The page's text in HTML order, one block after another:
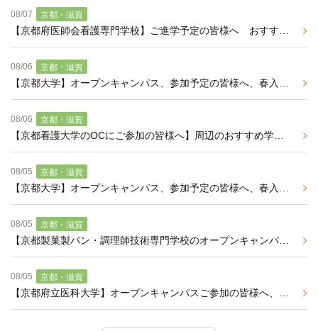
08/07 京都・滋賀
【京都府医師会看護専門学校】ご進学予定の皆様へ おすすめ学生マンションのご紹介
08/06 京都・滋賀
【京都大学】オープンキャンパス、参加予定の皆様へ、春入居予約が可能な学生マンションのご紹介です。
08/06 京都・滋賀
【京都看護大学のOCにご参加の皆様へ】周辺のおすすめ学生マンション紹介（来年春入居予約受付中）
08/05 京都・滋賀
【京都大学】オープンキャンパス、参加予定の皆様へ、春入居予約が可能な学生マンションのご紹介です。
08/05 京都・滋賀
【京都製菓製パン・調理師技術専門学校のオープンキャンパスにご参加の皆様へ】周辺の食事付き学生マンションをご紹介（来年春入居予約受付中）
08/05 京都・滋賀
【京都府立医科大学】オープンキャンパスご参加の皆様へ、オススメのバストイレ別、独立洗面化粧台付きの学生マンション（春入居予約事前エントリー受付中）